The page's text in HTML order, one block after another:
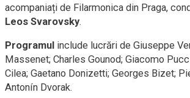
acompaniați de Filarmonica din Praga,
Leos Svarovsky.
Programul include lucrări de Giuseppe
Massenet; Charles Gounod; Giacomo
Cilea; Gaetano Donizetti; Georges Bizet;
Antonín Dvorak.